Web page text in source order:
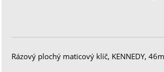
Rázový plochý maticový klíč, KENNEDY,